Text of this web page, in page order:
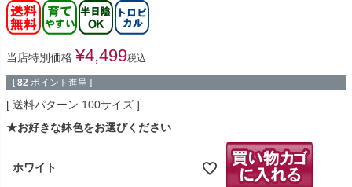
当店特別価格 ¥4,499税込
[ 82 ポイント進呈 ]
送料パターン 100サイズ
★お好きな鉢色をお選びください
ホワイト